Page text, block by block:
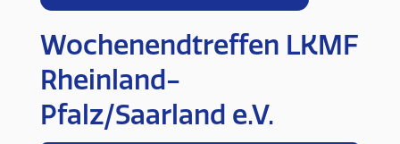
Wochenendtreffen LKMF
Rheinland-
Pfalz/Saarland e.V.